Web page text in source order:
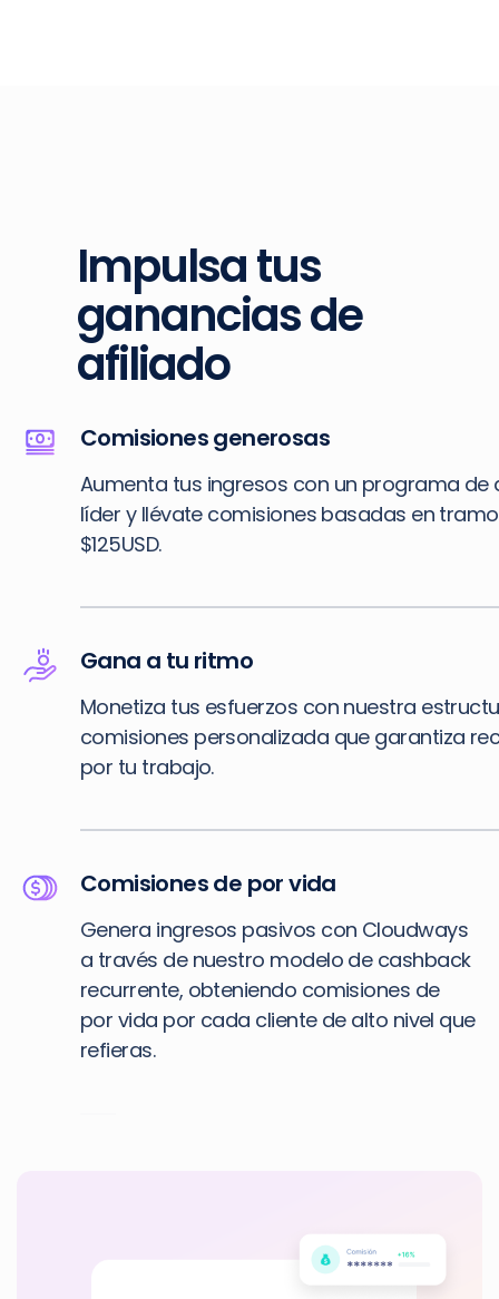
Impulsa tus
ganancias de
afiliado
Comisiones generosas
Aumenta tus ingresos con un programa de
líder y llévate comisiones basadas en
$125USD.
Gana a tu ritmo
Monetiza tus esfuerzos con nuestra
comisiones personalizada que garantiza
por tu trabajo.
Comisiones de por vida
Genera ingresos pasivos con Cloudways
a través de nuestro modelo de cashback
recurrente, obteniendo comisiones de
por vida por cada cliente de alto nivel que
refieras.